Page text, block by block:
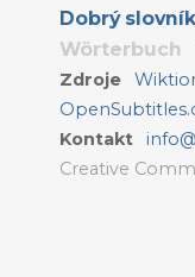
Dobrý slovník
Wörterbuch
Zdroje
Kontakt
Creative